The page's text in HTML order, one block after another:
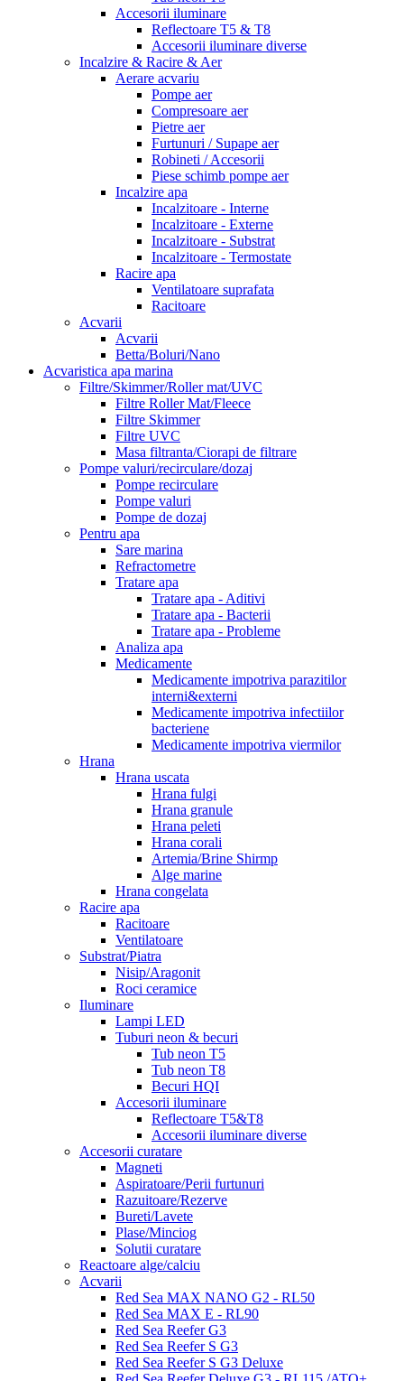
Accesorii iluminare
Reflectoare T5 & T8
Accesorii iluminare diverse
Incalzire & Racire & Aer
Aerare acvariu
Pompe aer
Compresoare aer
Pietre aer
Furtunuri / Supape aer
Robineti / Accesorii
Piese schimb pompe aer
Incalzire apa
Incalzitoare - Interne
Incalzitoare - Externe
Incalzitoare - Substrat
Incalzitoare - Termostate
Racire apa
Ventilatoare suprafata
Racitoare
Acvarii
Acvarii
Betta/Boluri/Nano
Acvaristica apa marina
Filtre/Skimmer/Roller mat/UVC
Filtre Roller Mat/Fleece
Filtre Skimmer
Filtre UVC
Masa filtranta/Ciorapi de filtrare
Pompe valuri/recirculare/dozaj
Pompe recirculare
Pompe valuri
Pompe de dozaj
Pentru apa
Sare marina
Refractometre
Tratare apa
Tratare apa - Aditivi
Tratare apa - Bacterii
Tratare apa - Probleme
Analiza apa
Medicamente
Medicamente impotriva parazitilor
interni&externi
Medicamente impotriva infectiilor
bacteriene
Medicamente impotriva viermilor
Hrana
Hrana uscata
Hrana fulgi
Hrana granule
Hrana peleti
Hrana corali
Artemia/Brine Shirmp
Alge marine
Hrana congelata
Racire apa
Racitoare
Ventilatoare
Substrat/Piatra
Nisip/Aragonit
Roci ceramice
Iluminare
Lampi LED
Tuburi neon & becuri
Tub neon T5
Tub neon T8
Becuri HQI
Accesorii iluminare
Reflectoare T5&T8
Accesorii iluminare diverse
Accesorii curatare
Magneti
Aspiratoare/Perii furtunuri
Razuitoare/Rezerve
Bureti/Lavete
Plase/Minciog
Solutii curatare
Reactoare alge/calciu
Acvarii
Red Sea MAX NANO G2 - RL50
Red Sea MAX E - RL90
Red Sea Reefer G3
Red Sea Reefer S G3
Red Sea Reefer S G3 Deluxe